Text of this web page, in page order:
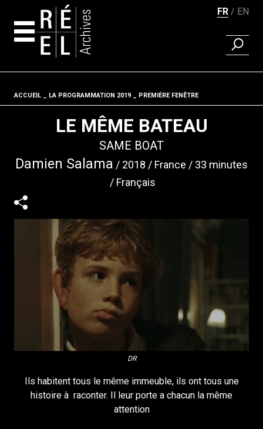
FR EN
Fil d'ariane
ACCUEIL LA PROGRAMMATION 2019 PREMIÈRE FENÊTRE
LE MÊME BATEAU
SAME BOAT
Damien Salama 2018 France
33 minutes
Français
DR
Ils habitent tous le même immeuble, ils ont tous une
histoire à raconter. Il leur porte a chacun la même
attention